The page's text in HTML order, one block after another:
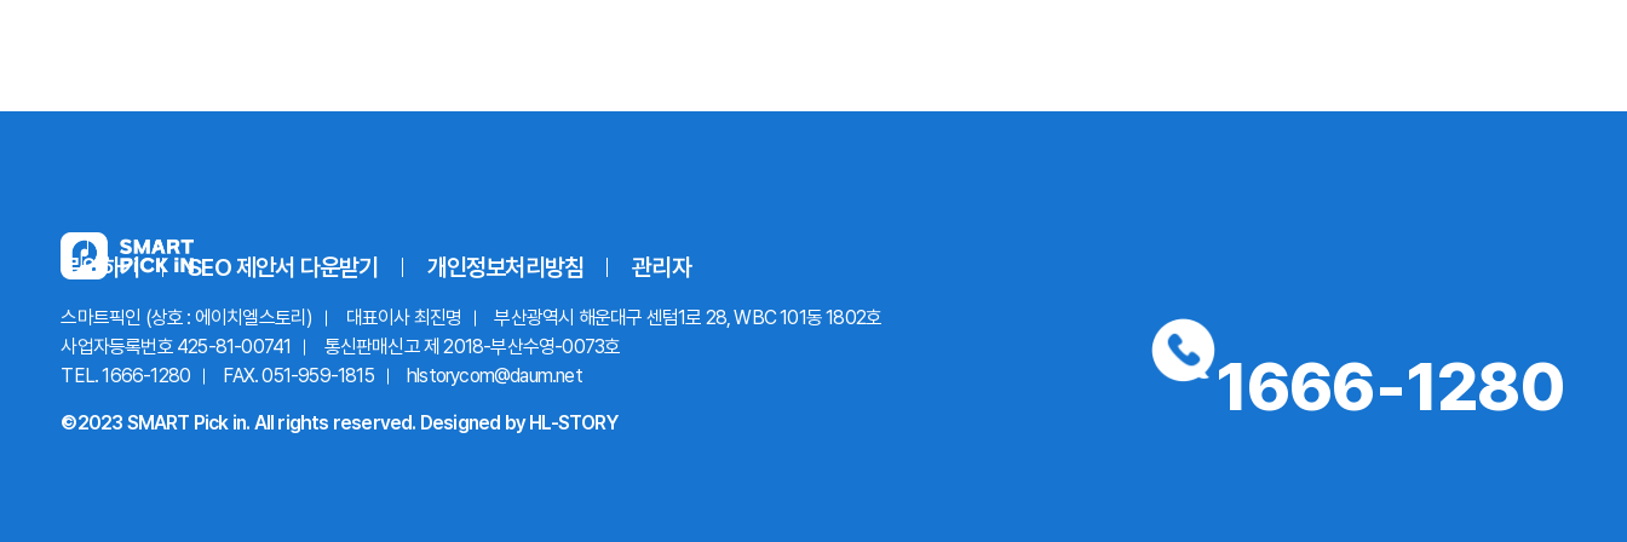
문의하기 SEO 제안서 다운받기 개인정보처리방침 관리자
스마트픽인 (상호 : 에이치엘스토리) 대표이사 최진명
부산광역시 해운대구 센텀1로 28, WBC 101동 1802호
사업자등록번호 425-81-00741
통신판매신고 제 2018-부산수영-0073호
TEL. 1666-1280
FAX. 051-959-1815 hlstorycom@daum.net
©2023 SMART Pick in. All rights reserved. Designed byHL-STORY 1666-1280